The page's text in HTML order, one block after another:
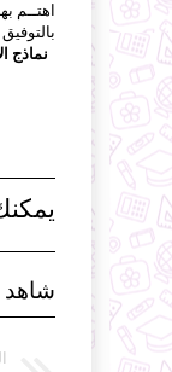
اهتــم
نماذج
شاهد